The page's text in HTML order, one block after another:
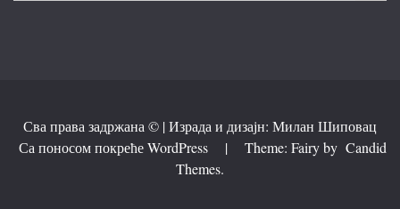
Сва права задржана © | Израда и дизајн: Милан Шиповац
Са поносом покреће WordPress
| Theme: Fairy by Candid
Themes.